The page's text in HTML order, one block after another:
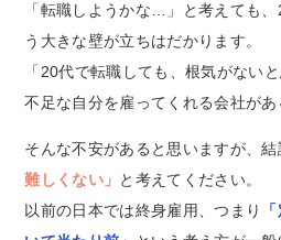
「転職しようかな…」と考えても
う大きな壁が立ちはだかります。
「20代で転職しても、根気がない
不足な自分を雇ってくれる会社があ
そんな不安があると思いますが、結
難しくない」 と考えてください。
以前の日本では終身雇用、つまり